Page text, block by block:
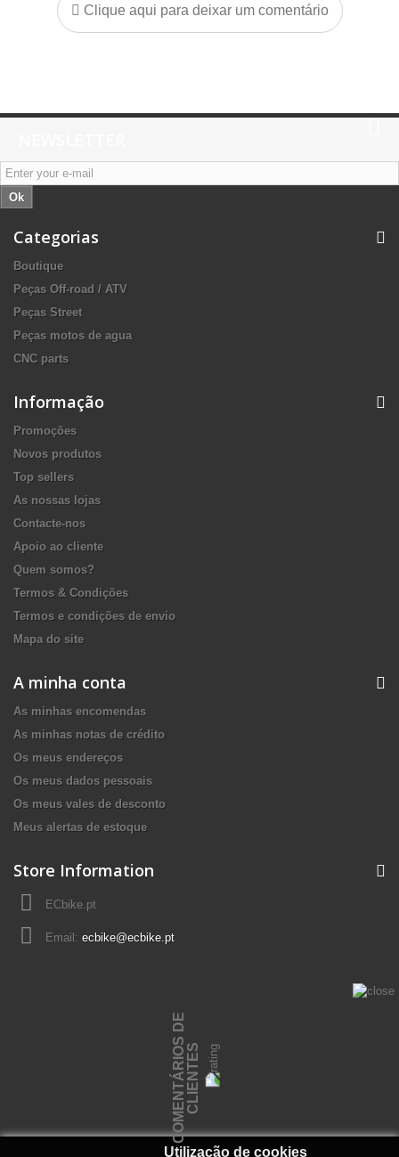
Clique aqui para deixar um comentário
Ok
Categorias
Boutique
Peças Off-road / ATV
Peças Street
Peças motos de agua
CNC parts
Informação
Promoções
Novos produtos
Top sellers
As nossas lojas
Contacte-nos
Apoio ao cliente
Quem somos?
Termos & Condições
Termos e condições de envio
Mapa do site
A minha conta
As minhas encomendas
As minhas notas de crédito
Os meus endereços
Os meus dados pessoais
Os meus vales de desconto
Meus alertas de estoque
Store Information
ECbike.pt
Email: ecbike@ecbike.pt
Utilização de cookies
C
O
M
E
N
T
Á
R
I
O
S
D
E
C
L
I
E
N
T
ES